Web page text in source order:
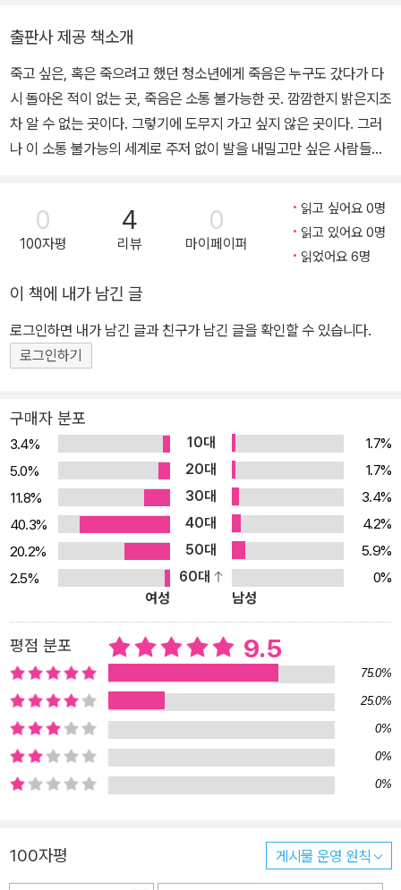
말로 옮겼습니다.
출판사 제공 책소개
죽고 싶은, 혹은 죽으려고 했던 청소년에게 죽음은 누구도 갔다가 다
시 돌아온 적이 없는 곳, 죽음은 소통 불가능한 곳. 깜깜한지 밝은지조
차 알 수 없는 곳이다. 그렇기에 도무지 가고 싶지 않은 곳이다. 그러
나 이 소통 불가능의 세계로 주저 없이 발을 내밀고만 싶은 사람들도
아가는 청소년의 시간과 마음이 담겨 있는 다섯 편의 단편 소설집이
첫 책 『어느 날 내가 죽었습니다』를 통해 청소년 문학의 명징한 내면
처와 내면을 예민하게 어루만지는 작가는 실제 아이들의 이야기와 그
들의 생활상을 토대로 독자와 소통하는 이정표를 꾸준히 제시하고 있
다. 『그들이 떨어뜨린 것』은 그 여정에 새로운 발걸음을 더하는 작품
으로, 부디 죽으려던 마음만 떨어뜨리고 무사히 어른이 되기를 바라
망을 견디고 있는 청소년의 이야기 다섯 편 「명령」은 광주민주화운동
시기에 학살당한 한 소년의 이야기와 그 소년의 친구였지만 자라서
수학 선생님이 된 화자의 목소리를 통해, 명령을 들으며 살아가는 사
람들에 대해 말한다. 소년이 죽을 때 품에서 떨어뜨린 <필승중학수학
> 때문에 수학 선생님이 되었다는 화자의 고백은 ‘역사는 결국 한 사
람의 이름을 사무치게 기억하는 일’이라는 것을 일깨우며 마음에 깊
은 의미를 새겨 준다. 「울고 있니, 너?」에는 평범하게 살아가는 고등
학생 소미가 어느 날 인간도, 짐승도 아닌 이상한 존재를 목격하며 자
신의 감정 속에 아우성치던 외로움과 슬픔을 마주하는 이야기다. 「이
건 사랑이라고, 사랑」에서 엄마와의 소통 불가능으로 원하는 것을 포
기할 수밖에 없는 고등학생 민하의 마음을 드러냈듯 청소년이 받는
억압과 외로운 심정이 단단하게 펼쳐진다. 한편, 「저주의 책」에는 간
질을 앓는 고등학생 규리가 등장한다. 사람 없는 오후의 카페에서, 저
혼자 발작을 하고 침을 닦으며 다시 일어나는 고통의 일상이 담긴 이
작품은 자신에게 저주를 퍼부으며 버티던 규리가 삶을 묵묵히 견뎌
나아가는 힘을 보여 준다. 「그가 떨어뜨린 것」은 이 책의 제목의 토대
로부터 이야기가 시작된다. 죽음의 시도에서 실패해 돌아온 뒤 자신
이 진정으로 죽고 싶었던 것이 아니라는 것을 깨우치게 되는 과정까
0
100자평
4
리뷰
0
마이페이퍼
읽고 싶어요 0명
읽고 있어요 0명
읽었어요 6명
이 책에 내가 남긴 글
로그인하면 내가 남긴 글과 친구가 남긴 글을 확인할 수 있습니다.
로그인하기
구매자 분포
3.4% 10대
1.7%
5.0%
20대
1.7%
11.8%
30대
3.4%
40.3%
40대
4.2%
20.2%
50대
5.9%
2.5%
60대
0%
여성
남성
평점 분포 9.5
75.0%
25.0%
0%
0%
0%
100자평 게시물 운영 원칙